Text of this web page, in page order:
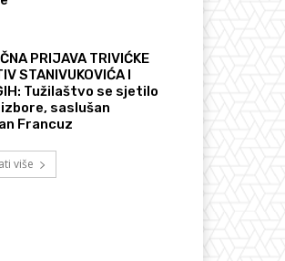
PRIJAVA TRIVIĆKE
STANIVUKOVIĆA I
Tužilaštvo se sjetilo
saslušan
Francuz
više